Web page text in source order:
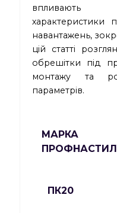
впливають
характеристики
навантажень,
цій статті
обрешітки під
монтажу та
параметрів.
МАРКА
ПК20